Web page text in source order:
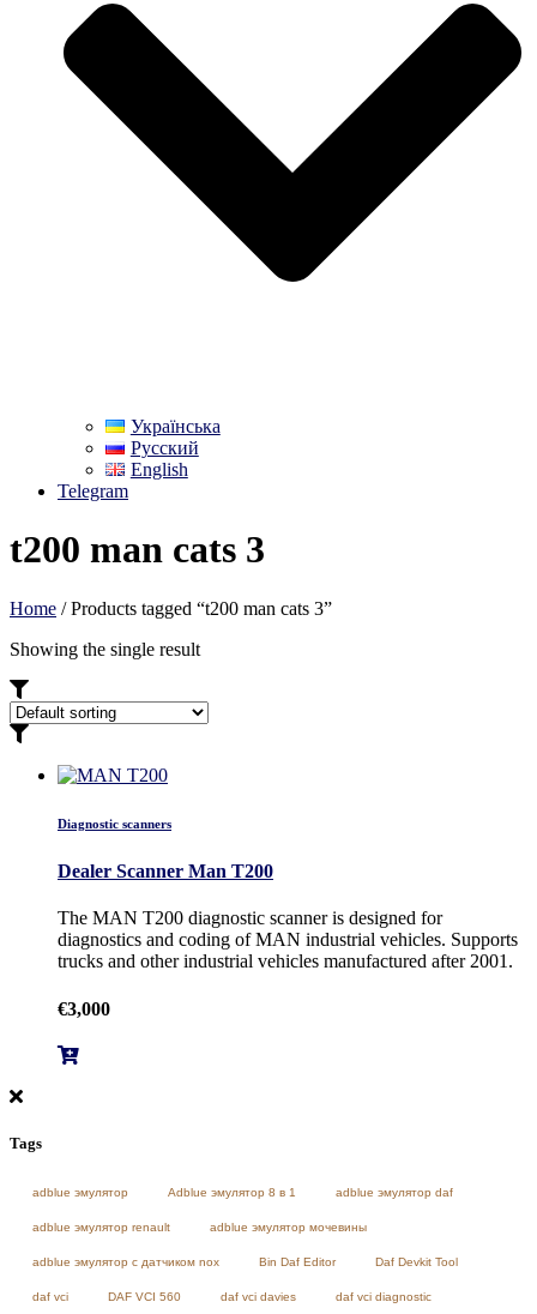
Українська
Русский
English
Telegram
t200 man cats 3
Home / Products tagged “t200 man cats 3”
Showing the single result
Diagnostic scanners
Dealer Scanner Man T200
The MAN T200 diagnostic scanner is designed for
diagnostics and coding of MAN industrial vehicles. Supports
trucks and other industrial vehicles manufactured after 2001.
€3,000
Tags
adblue эмулятор Adblue эмулятор 8 в 1 adblue эмулятор daf
adblue эмулятор renault adblue эмулятор мочевины
adblue эмулятор с датчиком nox Bin Daf Editor Daf Devkit Tool
daf vci DAF VCI 560 daf vci davies daf vci diagnostic